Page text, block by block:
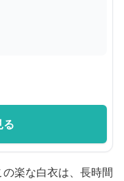
る
楽な白衣は、長時間